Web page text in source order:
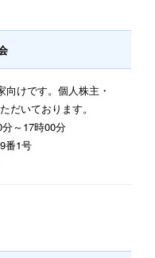
けです。個人株主・
だいております。
～17時00分
番1号